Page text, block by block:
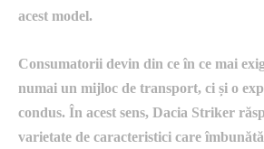
acest model.
Consumatorii devin din ce în ce mai
numai un mijloc de transport, ci și o
condus. În acest sens, Dacia Striker
varietate de caracteristici care